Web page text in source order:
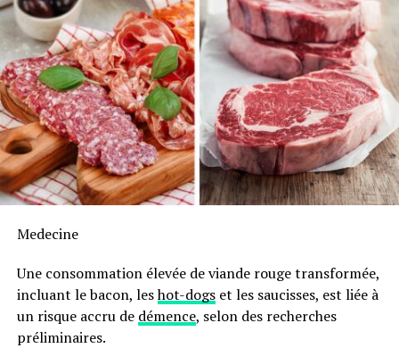
Medecine
Une consommation élevée de viande rouge transformée,
incluant le bacon, leshot-dogset les saucisses, est liée à
un risque accru de démence, selon des recherches
préliminaires.